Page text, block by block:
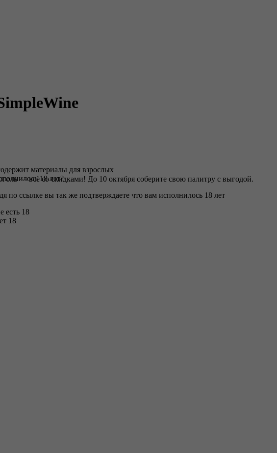
— всё со скидками! До 10 октября соберите свою палитру с выгодой.
материалы для взрослых
18 лет?
по ссылке вы так же подтверждаете что вам исполнилось 18 лет
есть 18
18